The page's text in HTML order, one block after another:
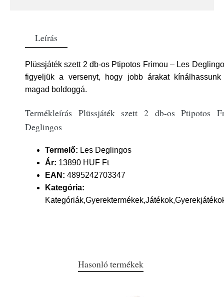
Leírás
Plüssjáték szett 2 db-os Ptipotos Frimou – Les
figyeljük a versenyt, hogy jobb árakat kínálhassunk
magad boldoggá.
Termékleírás Plüssjáték szett 2 db-os Ptipotos
Deglingos
Termelő: Les Deglingos
Ár: 13890 HUF Ft
EAN: 4895242703347
Kategória:
Hasonló termékek